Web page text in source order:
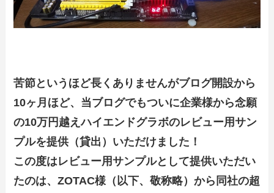
苦節というほど長くありませんがブログ開設から
10ヶ月ほど、当ブログでもついに企業様から念願
の10万円越えハイエンドグラボのレビュー用サン
プルを提供（貸出）いただけました！
この度はレビュー用サンプルとして提供いただい
たのは、ZOTAC様（以下、敬称略）から同社の超